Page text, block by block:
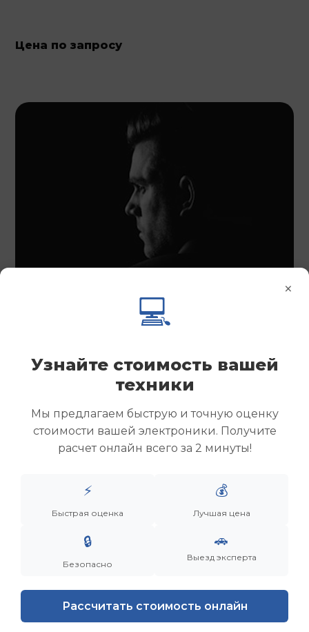
Цена по запросу
Дронов Матвей Викторович
“Мы не скупаем старую технику. Мы даем вещам
вторую жизнь, а их владельцам — новую
возможность.”
Категории
×
💻
Узнайте стоимость вашей
техники
Мы предлагаем быструю и точную оценку
стоимости вашей электроники. Получите
расчет онлайн всего за 2 минуты!
⚡
Быстрая оценка
💰
Лучшая цена
🔒
Безопасно
🚗
Выезд эксперта
Рассчитать стоимость онлайн